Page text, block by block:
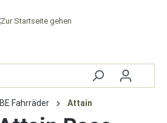
Fahrräder Attain